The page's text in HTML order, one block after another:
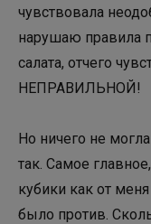
чувствовала
нарушаю правила
салата, отчего
НЕПРАВИЛЬНОЙ!
Но ничего не
так. Самое
кубики как от
было против.